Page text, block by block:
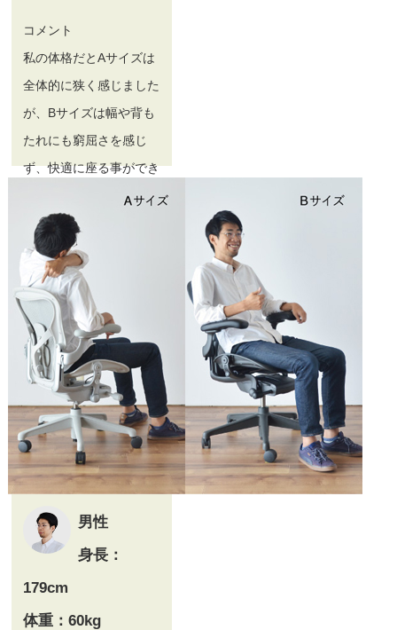
コメント
私の体格だとAサイズは
全体的に狭く感じました
が、Bサイズは幅や背も
たれにも窮屈さを感じ
ず、快適に座る事ができ
適合表上はA、Bどちら
も選べる体型ですが、私
は断然Bサイズを選びま
す。
男性
身長：
179cm
体重：60kg